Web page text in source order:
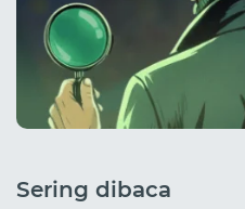
Sering dibaca